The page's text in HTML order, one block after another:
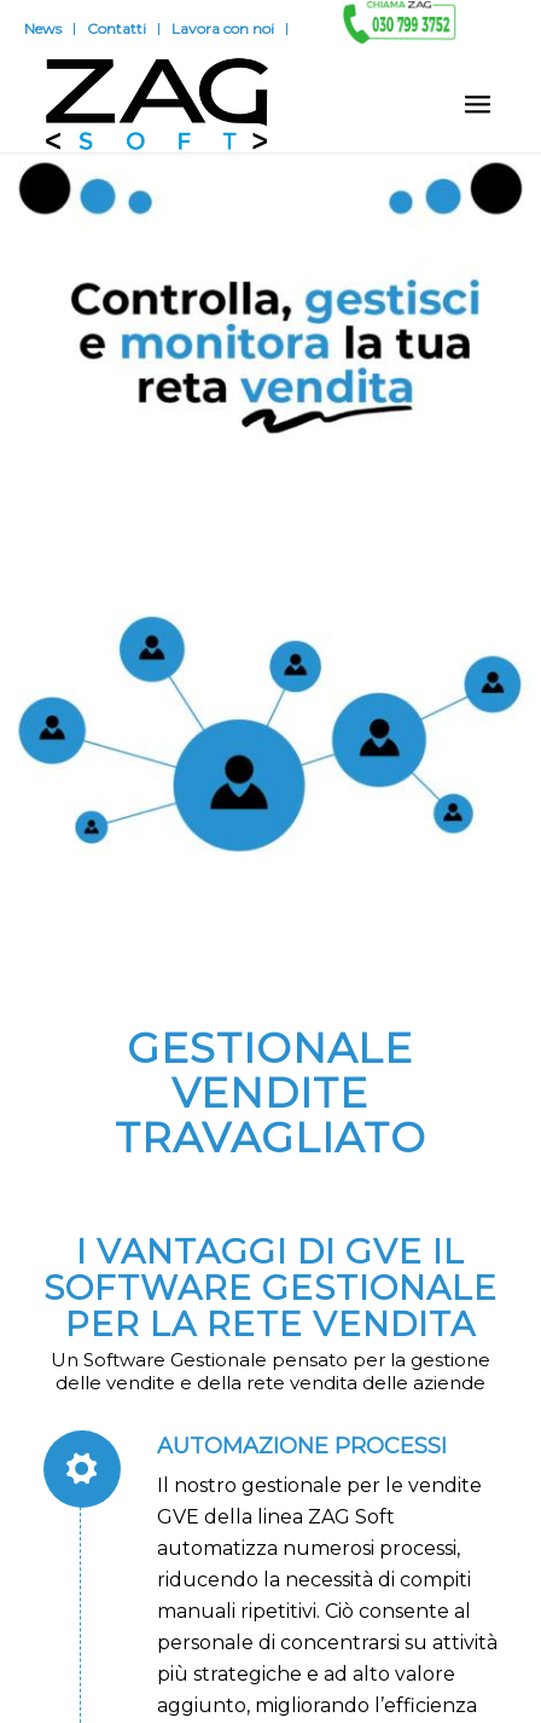
News Contatti Lavora con noi
GESTIONALE
VENDITE
TRAVAGLIATO
I VANTAGGI DI GVE IL
SOFTWARE GESTIONALE
PER LA RETE VENDITA
Un Software Gestionale pensato per la gestione
delle vendite e della rete vendita delle aziende
AUTOMAZIONE PROCESSI
Il nostro gestionale per le vendite
GVE della linea ZAG Soft
automatizza numerosi processi,
riducendo la necessità di compiti
manuali ripetitivi. Ciò consente al
personale di concentrarsi su attività
più strategiche e ad alto valore
aggiunto, migliorando l’efficienza